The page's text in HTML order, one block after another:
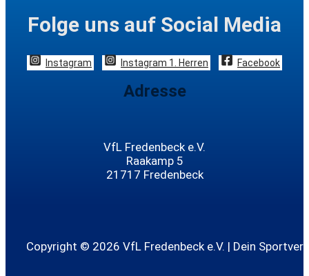
Folge uns auf Social Media
Instagram Instagram 1. Herren Facebook
Adresse
VfL Fredenbeck e.V.
Raakamp 5
21717 Fredenbeck
Copyright © 2026 VfL Fredenbeck e.V. | Dein